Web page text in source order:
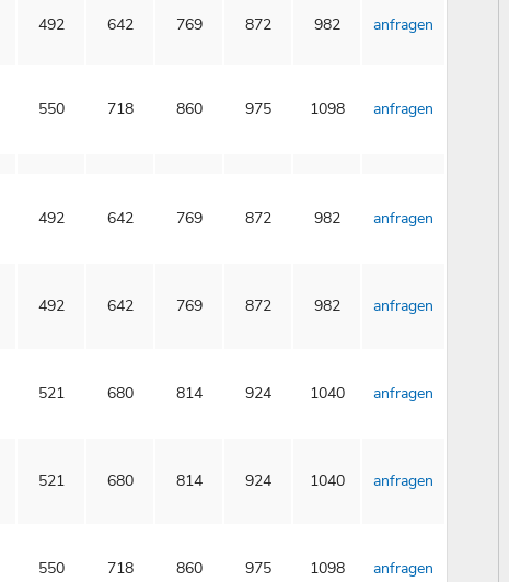
492 642 769 872 982 anfragen
550 718 860 975 1098 anfragen
492 642 769 872 982 anfragen
492 642 769 872 982 anfragen
521 680 814 924 1040 anfragen
521 680 814 924 1040 anfragen
550 718 860 975 1098 anfragen